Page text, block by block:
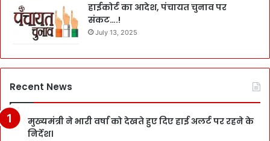
हाईकोर्ट का आदेश, पंचायत चुनाव पर
संकट….!
July 13, 2025
Recent News
मुख्यमंत्री ने भारी वर्षा को देखते हुए दिए हाई अलर्ट पर रहने के
निर्देश।